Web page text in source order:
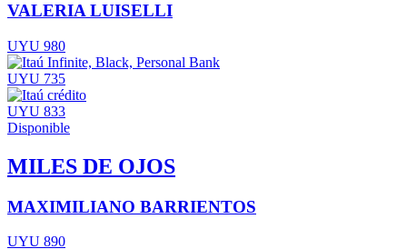
VALERIA LUISELLI
UYU 980
UYU 735
UYU 833
Disponible
MILES DE OJOS
MAXIMILIANO BARRIENTOS
UYU 890